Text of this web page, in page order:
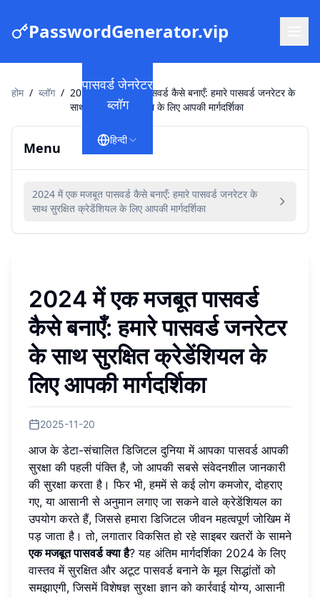
PasswordGenerator.vip
पासवर्ड जेनरेटर
ब्लॉग
हिन्दी
होम / ब्लॉग / 2024 में एक मजबूत पासवर्ड कैसे बनाएँ: हमारे पासवर्ड जनरेटर के
साथ सुरक्षित क्रेडेंशियल के लिए आपकी मार्गदर्शिका
Menu
2024 में एक मजबूत पासवर्ड कैसे बनाएँ: हमारे पासवर्ड जनरेटर के
साथ सुरक्षित क्रेडेंशियल के लिए आपकी मार्गदर्शिका
2024 में एक मजबूत पासवर्ड
कैसे बनाएँ: हमारे पासवर्ड जनरेटर
के साथ सुरक्षित क्रेडेंशियल के
लिए आपकी मार्गदर्शिका
2025-11-20
आज के डेटा-संचालित डिजिटल दुनिया में आपका पासवर्ड आपकी
सुरक्षा की पहली पंक्ति है, जो आपकी सबसे संवेदनशील जानकारी
की सुरक्षा करता है। फिर भी, हममें से कई लोग कमजोर, दोहराए
गए, या आसानी से अनुमान लगाए जा सकने वाले क्रेडेंशियल का
उपयोग करते हैं, जिससे हमारा डिजिटल जीवन महत्वपूर्ण जोखिम में
पड़ जाता है। तो, लगातार विकसित हो रहे साइबर खतरों के सामने
एक मजबूत पासवर्ड क्या है? यह अंतिम मार्गदर्शिका 2024 के लिए
वास्तव में सुरक्षित और अटूट पासवर्ड बनाने के मूल सिद्धांतों को
समझाएगी, जिसमें विशेषज्ञ सुरक्षा ज्ञान को कार्रवाई योग्य, आसानी